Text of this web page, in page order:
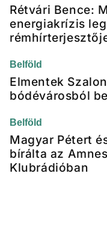
Rétvári Bence:
energiakrízis
Belföld
Elmentek
bódévárosból
Belföld
Magyar Pétert
bírálta az
Klubrádióban